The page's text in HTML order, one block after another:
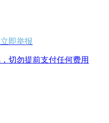
即举报
切勿提前支付任何费用